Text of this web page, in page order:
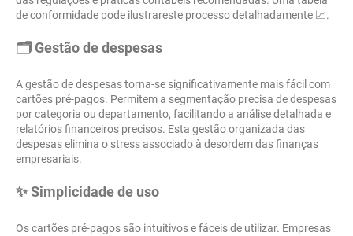
de conformidade pode ilustrareste processo detalhadamente 📈.
🗂️ Gestão de despesas
A gestão de despesas torna-se significativamente mais fácil com
cartões pré-pagos. Permitem a segmentação precisa de despesas
por categoria ou departamento, facilitando a análise detalhada e
relatórios financeiros precisos. Esta gestão organizada das
despesas elimina o stress associado à desordem das finanças
empresariais.
✨ Simplicidade de uso
Os cartões pré-pagos são intuitivos e fáceis de utilizar. Empresas